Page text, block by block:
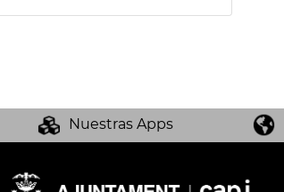
Nuestras Apps